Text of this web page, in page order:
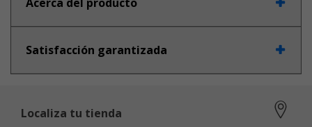
Acerca del producto
Satisfacción garantizada
Localiza tu tienda